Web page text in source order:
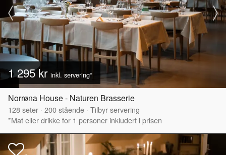
1 295 kr inkl. servering*
Norrøna House - Naturen Brasserie
128seter · 200stående · Tilbyr servering
*Mat eller drikke for 1 personer inkludert i prisen